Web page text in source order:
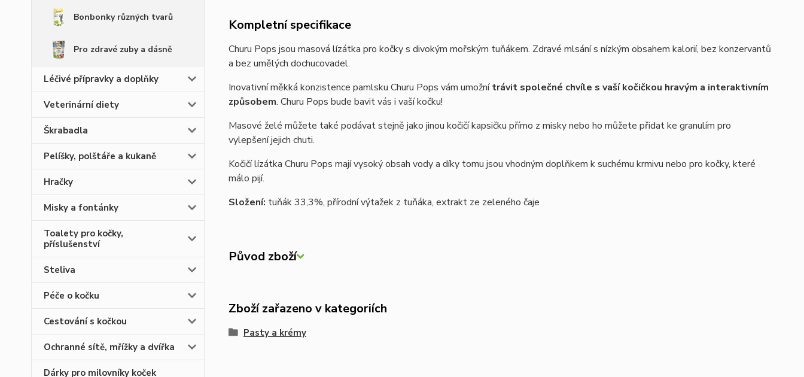
Bonbonky různých tvarů
Pro zdravé zuby a dásně
Léčivé přípravky a doplňky
Veterinární diety
Škrabadla
Pelíšky, polštáře a kukaně
Hračky
Misky a fontánky
Toalety pro kočky,
příslušenství
Steliva
Péče o kočku
Cestování s kočkou
Ochranné sítě, mřížky a dvířka
Dárky pro milovníky koček
Kompletní specifikace
Churu Pops jsou masová lízátka pro kočky s divokým mořským tuňákem. Zdravé mlsání s nízkým obsahem kalorií, bez konzervantů
a bez umělých dochucovadel.
Inovativní měkká konzistence pamlsku Churu Pops vám umožnítrávit společné chvíle s vaší kočičkou hravým a interaktivním
způsobem. Churu Pops bude bavit vás i vaší kočku!
Masové želé můžete také podávat stejně jako jinou kočičí kapsičku přímo z misky nebo ho můžete přidat ke granulím pro
vylepšení jejich chuti.
Kočičí lízátka Churu Pops mají vysoký obsah vody a díky tomu jsou vhodným doplňkem k suchému krmivu nebo pro kočky, které
málo pijí.
Složení: tuňák 33,3%, přírodní výtažek z tuňáka, extrakt ze zeleného čaje
Původ zboží
Zboží zařazeno v kategoriích
Pasty a krémy